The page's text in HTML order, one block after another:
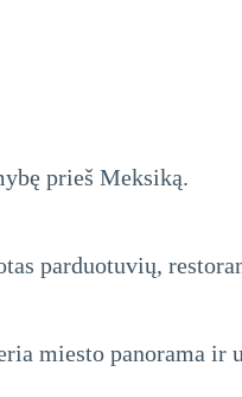
prieš Meksiką.
parduotuvių,
miesto panorama ir